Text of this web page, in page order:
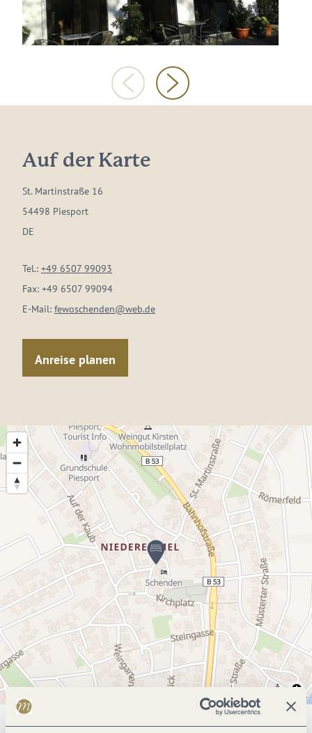
Auf der Karte
St. Martinstraße 16
54498 Piesport
DE
Tel.: +49 6507 99093
Fax: +49 6507 99094
E-Mail: fewoschenden@web.de
Anreise planen